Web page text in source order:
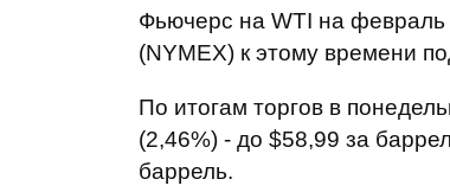
Фьючерс на WTI на февраль
(NYMEX) к этому времени
По итогам торгов в
(2,46%) - до $58,99 за
баррель.